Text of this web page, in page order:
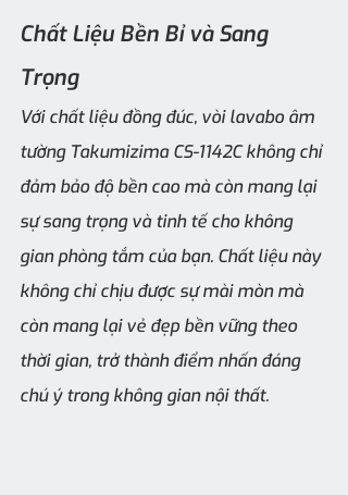
Chất Liệu Bền Bỉ và Sang
Trọng
Với chất liệu đồng đúc, vòi lavabo âm
tường Takumizima CS-1142C không chỉ
đảm bảo độ bền cao mà còn mang lại
sự sang trọng và tinh tế cho không
gian phòng tắm của bạn. Chất liệu này
không chỉ chịu được sự mài mòn mà
còn mang lại vẻ đẹp bền vững theo
thời gian, trở thành điểm nhấn đáng
chú ý trong không gian nội thất.